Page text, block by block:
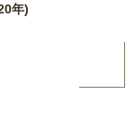
年)